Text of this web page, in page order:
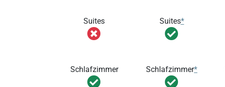
Suites Suites*
Schlafzimmer Schlafzimmer*